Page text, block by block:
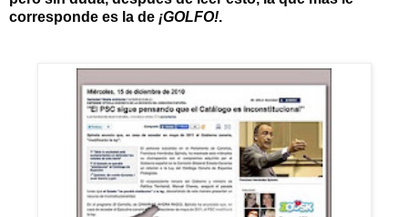
corresponde es la de ¡GOLFO!.